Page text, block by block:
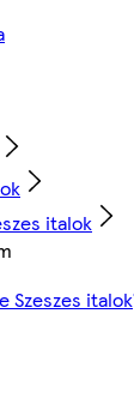
italok
Szeszes italok